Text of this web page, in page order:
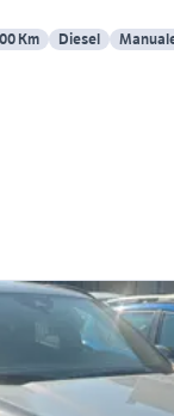
Km Diesel